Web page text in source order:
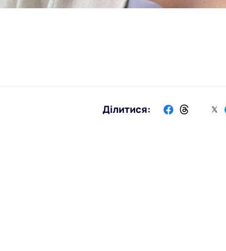
Ділитися: